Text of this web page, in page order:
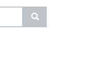
S
U